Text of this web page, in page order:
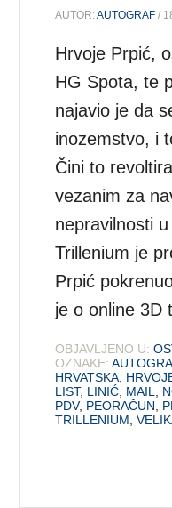
AUTOR:AUTOGRAF /
Hrvoje Prpić,
HG Spota, te
najavio je da
inozemstvo, i
Čini to
vezanim za
nepravilnosti
Trillenium je
Prpić
je o online
OBJAVLJENO U:
OZNAKE:
HRVATSKA
LIST, LINIĆ MAIL
PDV, PEORAČUN
TRILLENIUM ,